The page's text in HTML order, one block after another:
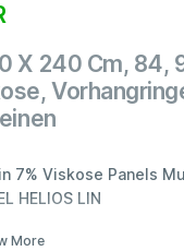
X 240 Cm, 84,
7% Viskose Panels
HELIOS LIN
More